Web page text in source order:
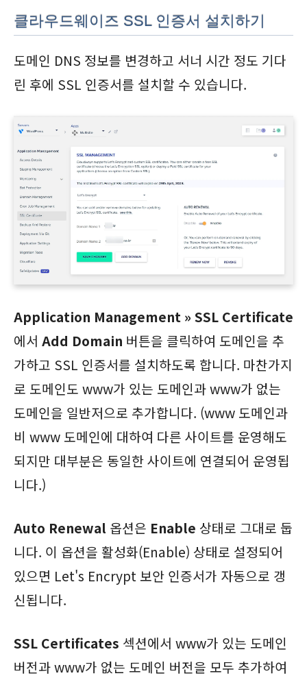
클라우드웨이즈 SSL 인증서 설치하기
도메인 DNS 정보를 변경하고 서너 시간 정도 기다
린 후에 SSL 인증서를 설치할 수 있습니다.
Application Management » SSL Certificate
에서 Add Domain 버튼을 클릭하여 도메인을 추
가하고 SSL 인증서를 설치하도록 합니다. 마찬가지
로 도메인도 www가 있는 도메인과 www가 없는
도메인을 일반저으로 추가합니다. (www 도메인과
비 www 도메인에 대하여 다른 사이트를 운영해도
되지만 대부분은 동일한 사이트에 연결되어 운영됩
니다.)
Auto Renewal 옵션은 Enable 상태로 그대로 둡
니다. 이 옵션을 활성화(Enable) 상태로 설정되어
있으면 Let's Encrypt 보안 인증서가 자동으로 갱
신됩니다.
SSL Certificates 섹션에서 www가 있는 도메인
버전과 www가 없는 도메인 버전을 모두 추가하여